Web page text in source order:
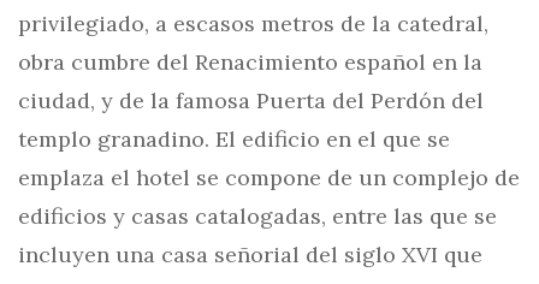
privilegiado, a escasos metros de la catedral,
obra cumbre del Renacimiento español en la
ciudad, y de la famosa Puerta del Perdón del
templo granadino. El edificio en el que se
emplaza el hotel se compone de un complejo de
edificios y casas catalogadas, entre las que se
incluyen una casa señorial del siglo XVI que